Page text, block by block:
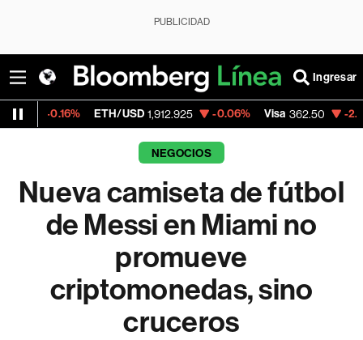
PUBLICIDAD
Ingresar
ETH/USD 1,912.925 -0.06% Visa 362.50 -2.15%
NEGOCIOS
Nueva camiseta de fútbol
de Messi en Miami no
promueve
criptomonedas, sino
cruceros